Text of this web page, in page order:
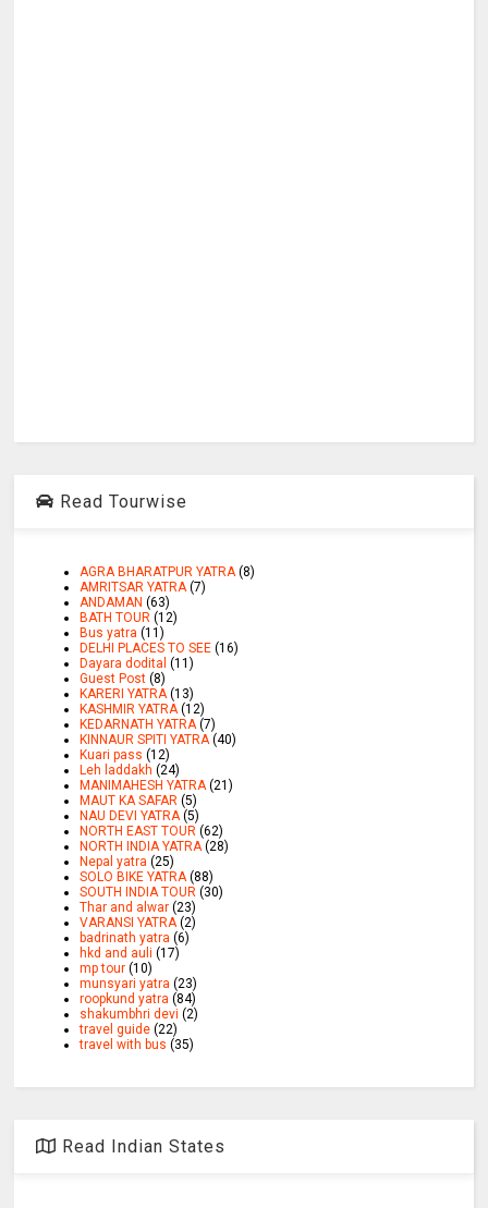
Read Tourwise
AGRA BHARATPUR YATRA (8)
AMRITSAR YATRA (7)
ANDAMAN (63)
BATH TOUR (12)
Bus yatra (11)
DELHI PLACES TO SEE (16)
Dayara dodital (11)
Guest Post (8)
KARERI YATRA (13)
KASHMIR YATRA (12)
KEDARNATH YATRA (7)
KINNAUR SPITI YATRA (40)
Kuari pass (12)
Leh laddakh (24)
MANIMAHESH YATRA (21)
MAUT KA SAFAR (5)
NAU DEVI YATRA (5)
NORTH EAST TOUR (62)
NORTH INDIA YATRA (28)
Nepal yatra (25)
SOLO BIKE YATRA (88)
SOUTH INDIA TOUR (30)
Thar and alwar (23)
VARANSI YATRA (2)
badrinath yatra (6)
hkd and auli (17)
mp tour (10)
munsyari yatra (23)
roopkund yatra (84)
shakumbhri devi (2)
travel guide (22)
travel with bus (35)
Read Indian States